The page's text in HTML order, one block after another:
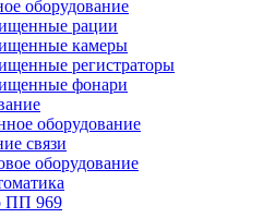
оборудование
рации
камеры
регистраторы
фонари
оборудование
связи
оборудование
ПП 969